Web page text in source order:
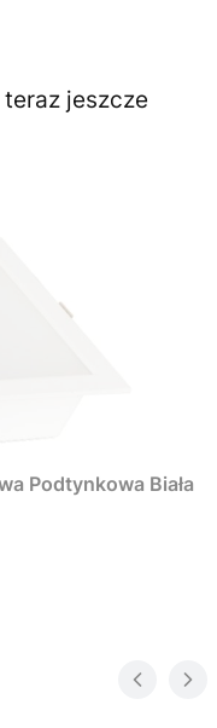
jeszcze
Podtynkowa Biała